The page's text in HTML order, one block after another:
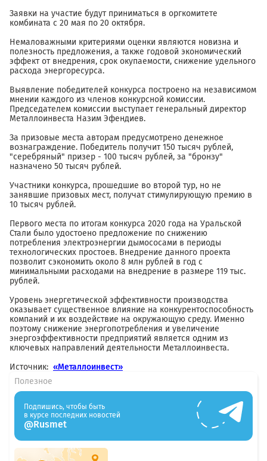
Заявки на участие будут приниматься в оргкомитете
комбината с 20 мая по 20 октября.
Немаловажными критериями оценки являются новизна и
полезность предложения, а также годовой экономический
эффект от внедрения, срок окупаемости, снижение удельного
расхода энергоресурса.
Выявление победителей конкурса построено на независимом
мнении каждого из членов конкурсной комиссии.
Председателем комиссии выступает генеральный директор
Металлоинвеста Назим Эфендиев.
За призовые места авторам предусмотрено денежное
вознаграждение. Победитель получит 150 тысяч рублей,
"серебряный" призер - 100 тысяч рублей, за "бронзу"
назначено 50 тысяч рублей.
Участники конкурса, прошедшие во второй тур, но не
занявшие призовых мест, получат стимулирующую премию в
10 тысяч рублей.
Первого места по итогам конкурса 2020 года на Уральской
Стали было удостоено предложение по снижению
потребления электроэнергии дымососами в периоды
технологических простоев. Внедрение данного проекта
позволит сэкономить около 8 млн рублей в год с
минимальными расходами на внедрение в размере 119 тыс.
рублей.
Уровень энергетической эффективности производства
оказывает существенное влияние на конкурентоспособность
компаний и их воздействие на окружающую среду. Именно
поэтому снижение энергопотребления и увеличение
энергоэффективности предприятий является одним из
ключевых направлений деятельности Металлоинвеста.
Источник: «Металлоинвест»
Полезное
Подпишись, чтобы быть
в курсе последних новостей
@Rusmet